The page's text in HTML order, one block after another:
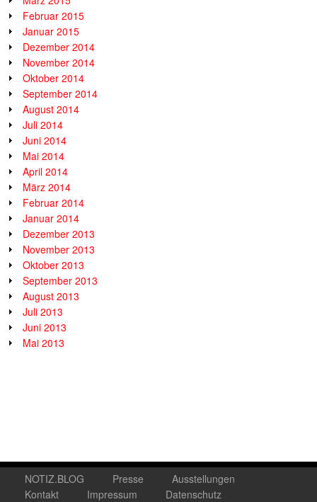
Februar 2015
Januar 2015
Dezember 2014
November 2014
Oktober 2014
September 2014
August 2014
Juli 2014
Juni 2014
Mai 2014
April 2014
März 2014
Februar 2014
Januar 2014
Dezember 2013
November 2013
Oktober 2013
September 2013
August 2013
Juli 2013
Juni 2013
Mai 2013
NOTIZ.BLOG Presse
Ausstellungen
Kontakt
Impressum Datenschutz